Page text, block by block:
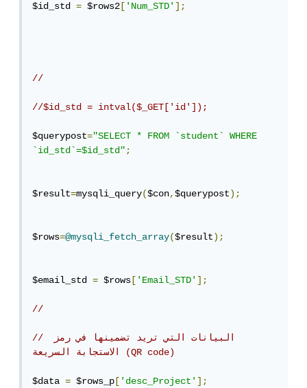
$id_std = $rows2 ['Num_STD'];
//
//$id_std = intval($_GET['id']);
$querypost="SELECT * FROM `student` WHERE
`id_std`=$id_std";
$result=mysqli_query($con,$querypost);
$rows=@mysqli_fetch_array($result);
$email_std = $rows ['Email_STD'];
//
// البيانات التي تريد تضمينها في رمز
الاستجابة السريعة (QR code)
$data = $rows_p ['desc_Project'];